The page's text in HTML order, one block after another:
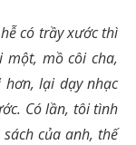
có trầy xước thì
một, mồ côi cha,
lại dạy nhạc
Có lần, tôi tình
của anh, thế